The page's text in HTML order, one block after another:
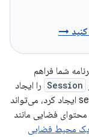
شما فراهم
Session را ایجاد
و نگهداری کند. پس از اینکه برنامه شما یک session ایجاد کرد، می‌تواند
فضایی مانند
یک محیط فضایی